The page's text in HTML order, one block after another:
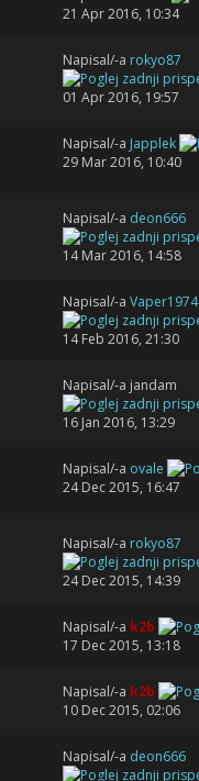
21 Apr 2016, 10:34
Napisal/-a rokyo87
01 Apr 2016, 19:57
Napisal/-a Japplek
29 Mar 2016, 10:40
Napisal/-a deon666
14 Mar 2016, 14:58
Napisal/-a Vaper1974
14 Feb 2016, 21:30
Napisal/-a jandam
16 Jan 2016, 13:29
Napisal/-a ovale
24 Dec 2015, 16:47
Napisal/-a rokyo87
24 Dec 2015, 14:39
Napisal/-a k2b
17 Dec 2015, 13:18
Napisal/-a k2b
10 Dec 2015, 02:06
Napisal/-a deon666